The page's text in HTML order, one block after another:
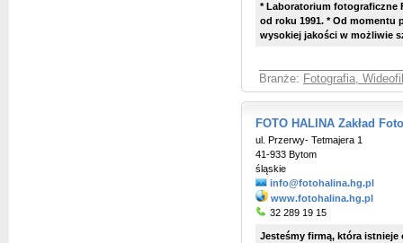
* Laboratorium fotograficzne
od roku 1991. * Od momentu
wysokiej jakości w możliwie
Branże: Fotografia,
FOTO HALINA Zakład
ul. Przerwy- Tetmajera 1
41-933 Bytom
śląskie
info@fotohalina.hg.pl
www.fotohalina.hg.pl
32 289 19 15
Jesteśmy firmą, która istnieje